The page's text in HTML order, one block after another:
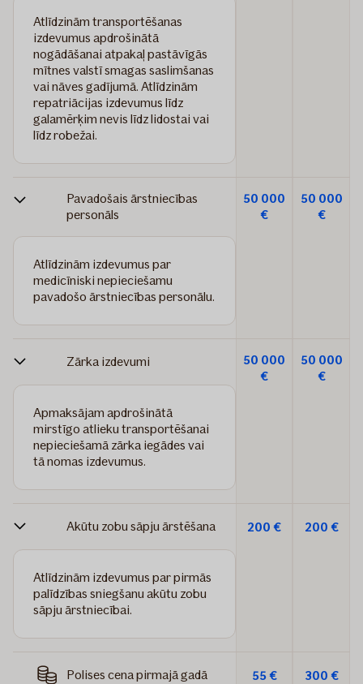
Atlīdzinām transportēšanas
izdevumus apdrošinātā
nogādāšanai atpakaļ pastāvīgās
mītnes valstī smagas saslimšanas
vai nāves gadījumā. Atlīdzinām
repatriācijas izdevumus līdz
galamērķim nevis līdz lidostai vai
līdz robežai.
Pavadošais ārstniecības
personāls
Atlīdzinām izdevumus par
medicīniski nepieciešamu
pavadošo ārstniecības personālu.
50 000
€
50 000
€
Zārka izdevumi
Apmaksājam apdrošinātā
mirstīgo atlieku transportēšanai
nepieciešamā zārka iegādes vai
tā nomas izdevumus.
50 000
€
50 000
€
Akūtu zobu sāpju ārstēšana
Atlīdzinām izdevumus par pirmās
palīdzības sniegšanu akūtu zobu
sāpju ārstniecībai.
200 € 200 €
Polises cena pirmajā gadā 55 € 300 €